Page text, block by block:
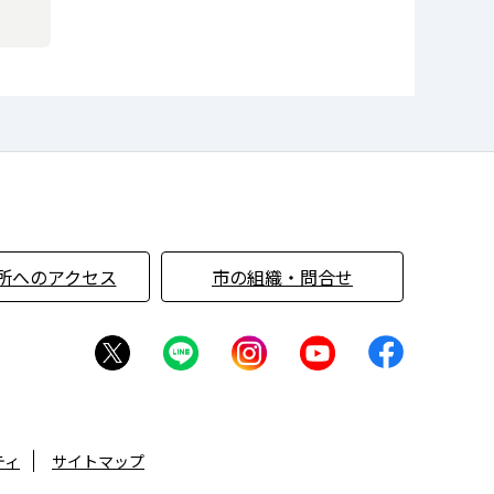
へのアクセス 市の組織・問合せ
サイトマップ